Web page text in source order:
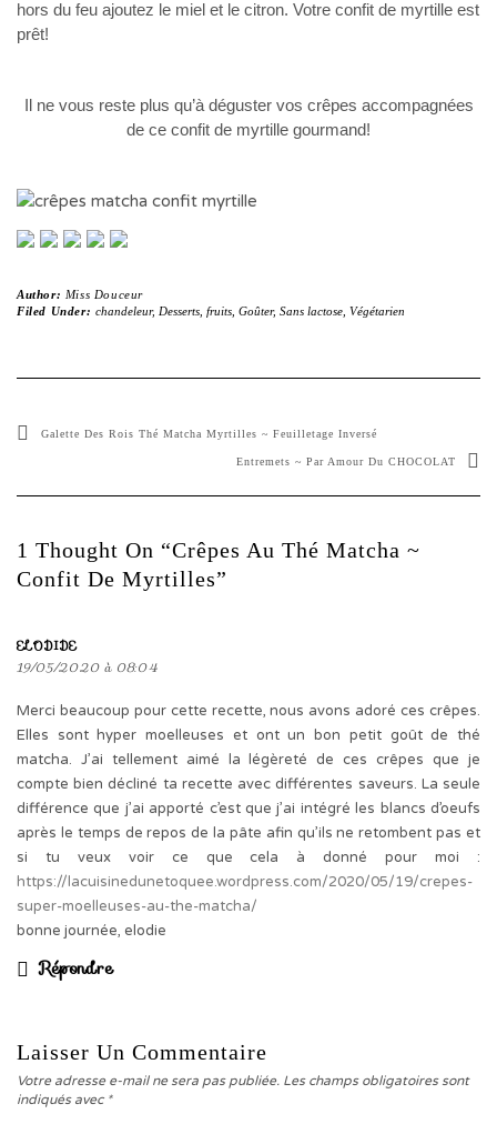
hors du feu ajoutez le miel et le citron. Votre confit de myrtille est
prêt!
Il ne vous reste plus qu’à déguster vos crêpes accompagnées
de ce confit de myrtille gourmand!
Author: Miss Douceur
Filed Under: chandeleur, Desserts, fruits, Goûter, Sans lactose, Végétarien
Galette Des Rois Thé Matcha Myrtilles ~ Feuilletage Inversé
Entremets ~ Par Amour Du CHOCOLAT
1 Thought On “Crêpes Au Thé Matcha ~
Confit De Myrtilles”
ELODIDE
19/05/2020 à 08:04
Merci beaucoup pour cette recette, nous avons adoré ces crêpes.
Elles sont hyper moelleuses et ont un bon petit goût de thé
matcha. J’ai tellement aimé la légèreté de ces crêpes que je
compte bien décliné ta recette avec différentes saveurs. La seule
différence que j’ai apporté c’est que j’ai intégré les blancs d’oeufs
après le temps de repos de la pâte afin qu’ils ne retombent pas et
si tu veux voir ce que cela à donné pour moi :
https://lacuisinedunetoquee.wordpress.com/2020/05/19/crepes-
super-moelleuses-au-the-matcha/
bonne journée, elodie
Répondre
Laisser Un Commentaire
Votre adresse e-mail ne sera pas publiée. Les champs obligatoires sont
indiqués avec *